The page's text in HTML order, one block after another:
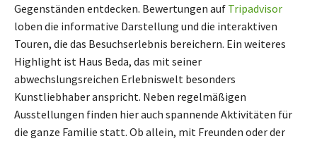
Gegenständen entdecken. Bewertungen auf Tripadvisor
loben die informative Darstellung und die interaktiven
Touren, die das Besuchserlebnis bereichern. Ein weiteres
Highlight ist Haus Beda, das mit seiner
abwechslungsreichen Erlebniswelt besonders
Kunstliebhaber anspricht. Neben regelmäßigen
Ausstellungen finden hier auch spannende Aktivitäten für
die ganze Familie statt. Ob allein, mit Freunden oder der